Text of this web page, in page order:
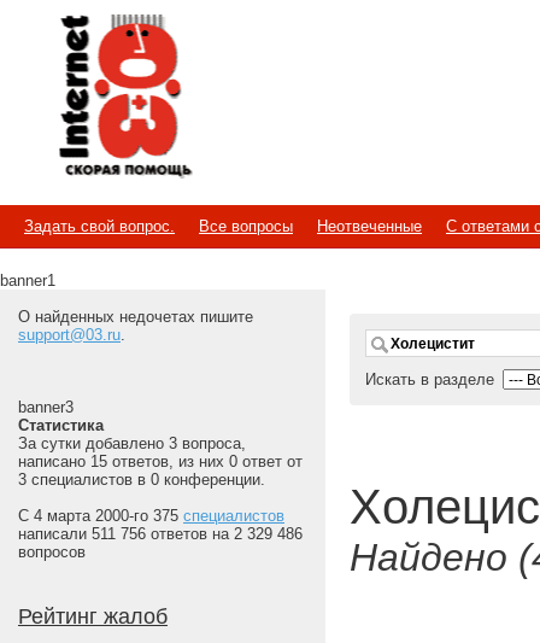
Internet
Скорая помощь
Задать свой вопрос. Все вопросы Неотвеченные С ответами
banner1
О найденных недочетах пишите
support@03.ru.
banner3
Статистика
За сутки добавлено 3 вопроса,
написано 15 ответов, из них 0 ответ от
3 специалистов в 0 конференции.
С 4 марта 2000-го 375 специалистов
написали 511 756 ответов на 2 329 486
вопросов
Рейтинг жалоб
Искать в разделе
Найдено